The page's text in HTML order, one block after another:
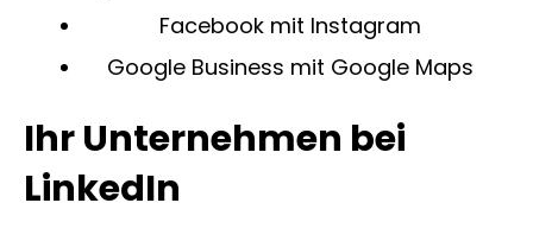
Facebook mit Instagram
Google Business mit Google Maps
Ihr Unternehmen bei
LinkedIn